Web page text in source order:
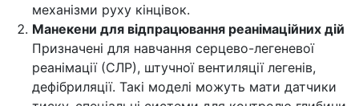
механізми руху кінцівок.
Манекени для відпрацювання реанімаційних дій
Призначені для навчання серцево-легеневої
реанімації (СЛР), штучної вентиляції легенів,
дефібриляції. Такі моделі можуть мати датчики